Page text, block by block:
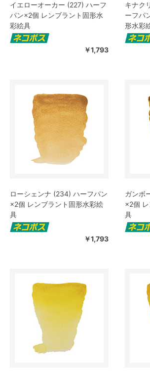
イエローオーカー (227) ハーフ
パン×2個 レンブラント固形水
彩絵具
￥1,793
キナク
ーフパ
形水彩
ローシェンナ (234) ハーフパン
×2個 レンブラント固形水彩絵
具
￥1,793
ガンボ
×2個
具